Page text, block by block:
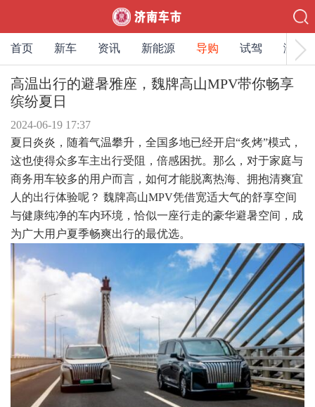
首页 新车 资讯 新能源 导购 试驾 测评
高温出行的避暑雅座，魏牌高山MPV带你畅享
缤纷夏日
2024-06-19 17:37
夏日炎炎，随着气温攀升，全国多地已经开启“炙烤”模式，
这也使得众多车主出行受阻，倍感困扰。那么，对于家庭与
商务用车较多的用户而言，如何才能脱离热海、拥抱清爽宜
人的出行体验呢？ 魏牌高山MPV凭借宽适大气的舒享空间
与健康纯净的车内环境，恰似一座行走的豪华避暑空间，成
为广大用户夏季畅爽出行的最优选。